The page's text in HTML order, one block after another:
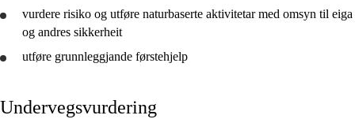
vurdere risiko og utføre naturbaserte aktivitetar med omsyn til eiga
og andres sikkerheit
utføre grunnleggjande førstehjelp
Undervegsvurdering